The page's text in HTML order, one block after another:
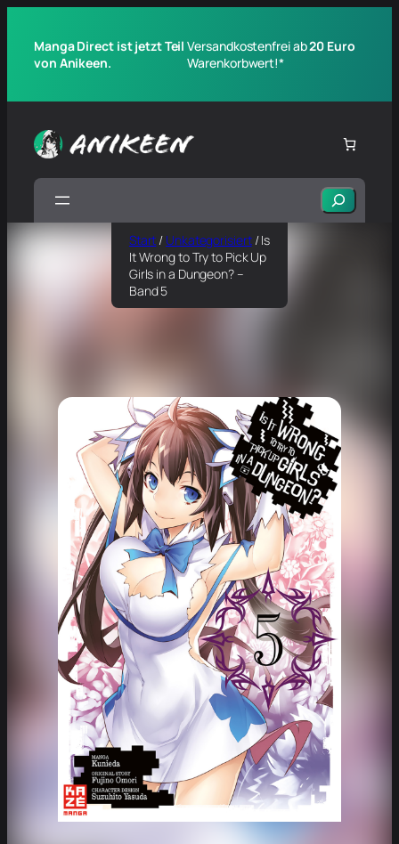
Manga Direct ist jetzt Teil
von Anikeen.
Versandkostenfrei ab20 Euro
Warenkorbwert!*
Suchen
Start / Unkategorisiert/ Is
It Wrong to Try to Pick Up
Girls in a Dungeon? –
Band 5